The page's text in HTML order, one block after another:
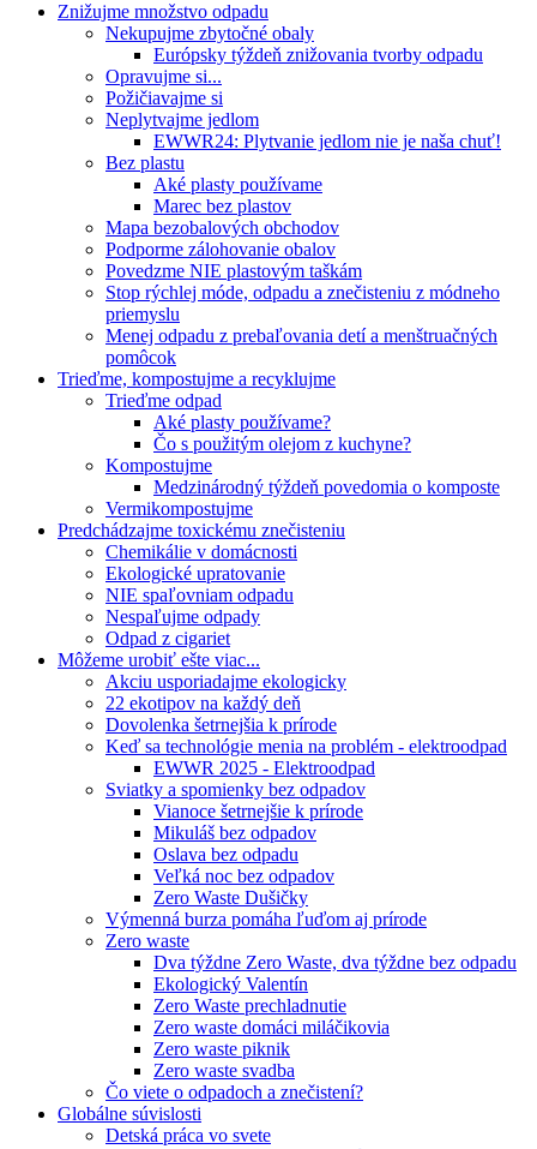
Znižujme množstvo odpadu
Nekupujme zbytočné obaly
Európsky týždeň znižovania tvorby odpadu
Opravujme si...
Požičiavajme si
Neplytvajme jedlom
EWWR24: Plytvanie jedlom nie je naša chuť!
Bez plastu
Aké plasty používame
Marec bez plastov
Mapa bezobalových obchodov
Podporme zálohovanie obalov
Povedzme NIE plastovým taškám
Stop rýchlej móde, odpadu a znečisteniu z módneho
priemyslu
Menej odpadu z prebaľovania detí a menštruačných
pomôcok
Trieďme, kompostujme a recyklujme
Trieďme odpad
Aké plasty používame?
Čo s použitým olejom z kuchyne?
Kompostujme
Medzinárodný týždeň povedomia o komposte
Vermikompostujme
Predchádzajme toxickému znečisteniu
Chemikálie v domácnosti
Ekologické upratovanie
NIE spaľovniam odpadu
Nespaľujme odpady
Odpad z cigariet
Môžeme urobiť ešte viac...
Akciu usporiadajme ekologicky
22 ekotipov na každý deň
Dovolenka šetrnejšia k prírode
Keď sa technológie menia na problém - elektroodpad
EWWR 2025 - Elektroodpad
Sviatky a spomienky bez odpadov
Vianoce šetrnejšie k prírode
Mikuláš bez odpadov
Oslava bez odpadu
Veľká noc bez odpadov
Zero Waste Dušičky
Výmenná burza pomáha ľuďom aj prírode
Zero waste
Dva týždne Zero Waste, dva týždne bez odpadu
Ekologický Valentín
Zero Waste prechladnutie
Zero waste domáci miláčikovia
Zero waste piknik
Zero waste svadba
Čo viete o odpadoch a znečistení?
Globálne súvislosti
Detská práca vo svete